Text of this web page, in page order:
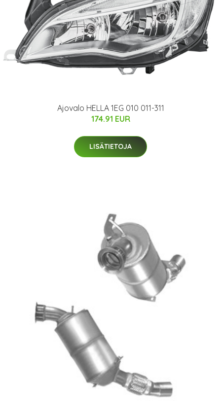
Ajovalo HELLA 1EG 010 011-311
174.91 EUR
LISÄTIETOJA